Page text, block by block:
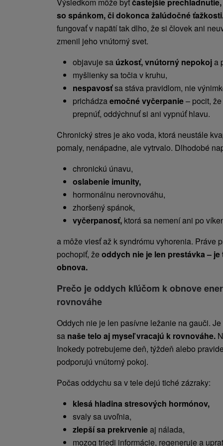
so spánkom, či dokonca žalúdočné
fungovať v napätí tak dlho, že si človek ani
zmenil jeho vnútorný svet.
objavuje sa úzkosť, vnútorný nepokoja
myšlienky sa točia v kruhu,
nespavosťsa stáva pravidlom, nie
prichádzaemočné vyčerpanie– pocit,
prepnúť, oddýchnuť si ani vypnúť hlavu.
Chronický stres je ako voda, ktorá neustále
pomaly, nenápadne, ale vytrvalo. Dlhodobé
chronickú únavu,
oslabenie imunity,
hormonálnu nerovnováhu,
zhoršený spánok,
vyčerpanosť, ktorá sa nemení ani po
a môže viesť až k syndrómu vyhorenia. Práve
pochopiť, že oddych nie je len prestávka –
obnova.
Prečo je oddych kľúčom k obnove
rovnováhe
Oddych nie je len pasívne ležanie na gauči.
sa naše telo aj myseľ vracajú k rovnováhe.
Inokedy potrebujeme deň, týždeň alebo
podporujú vnútorný pokoj.
Počas oddychu sa v tele dejú tiché zázraky:
klesá hladina stresových hormónov,
svaly sa uvoľnia,
zlepší sa prekrvenieaj nálada,
mozog triedi informácie, regeneruje a